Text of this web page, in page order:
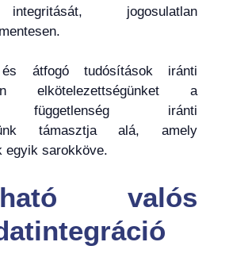
jogosulatlan
átfogó tudósítások iránti
elkötelezettségünket a
függetlenség iránti
támasztja alá, amely
egyik sarokköve.
valós